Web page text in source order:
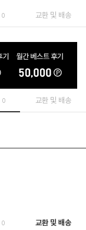
0 교환 및 배송
0 교환 및 배송
0 교환 및 배송